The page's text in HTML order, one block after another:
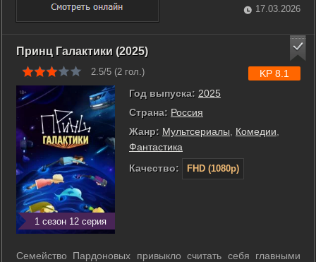
с тираннозавром, пытающимся безуспешно защитить
детёнышей от тех же хищников, ...
17.03.2026
Принц Галактики (2025)
2.5/5 (2 гол.)
1 сезон 12 серия
Год выпуска: 2025
Страна: Россия
Жанр: Мультсериалы Комедии
Фантастика
Качество:
FHD (1080p)
KP 8.1
Семейство Пардоновых привыкло считать себя главными